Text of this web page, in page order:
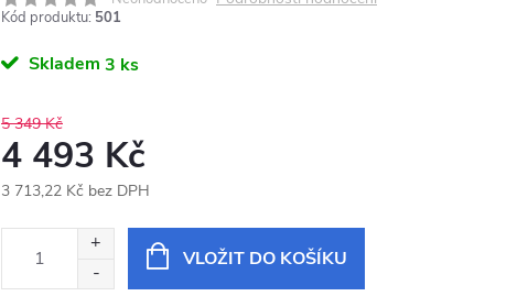
Kód produktu: 501
Skladem 3 ks
5 349 Kč
4 493 Kč
3 713,22 Kč bez DPH
VLOŽIT DO KOŠÍKU